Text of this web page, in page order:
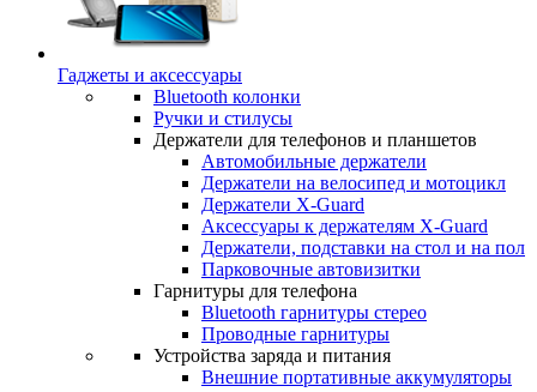
Гаджеты и аксессуары
Bluetooth колонки
Ручки и стилусы
Держатели для телефонов и планшетов
Автомобильные держатели
Держатели на велосипед и мотоцикл
Держатели X-Guard
Аксессуары к держателям X-Guard
Держатели, подставки на стол и на пол
Парковочные автовизитки
Гарнитуры для телефона
Bluetooth гарнитуры стерео
Проводные гарнитуры
Устройства заряда и питания
Внешние портативные аккумуляторы